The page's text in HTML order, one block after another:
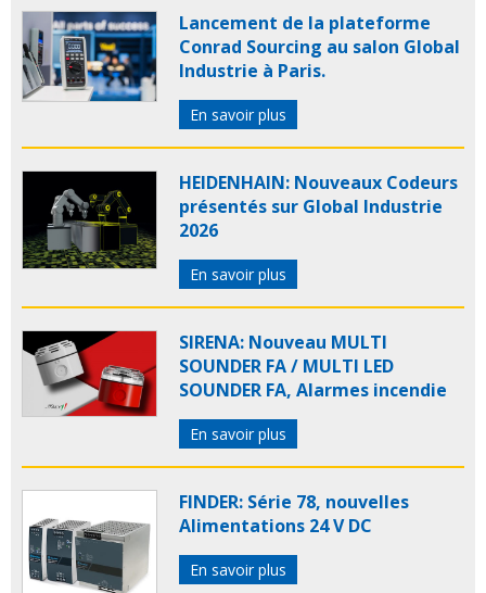
Lancement de la plateforme
Conrad Sourcing au salon Global
Industrie à Paris.
En savoir plus
HEIDENHAIN: Nouveaux Codeurs
présentés sur Global Industrie
2026
En savoir plus
SIRENA: Nouveau MULTI
SOUNDER FA / MULTI LED
SOUNDER FA, Alarmes incendie
En savoir plus
FINDER: Série 78, nouvelles
Alimentations 24 V DC
En savoir plus